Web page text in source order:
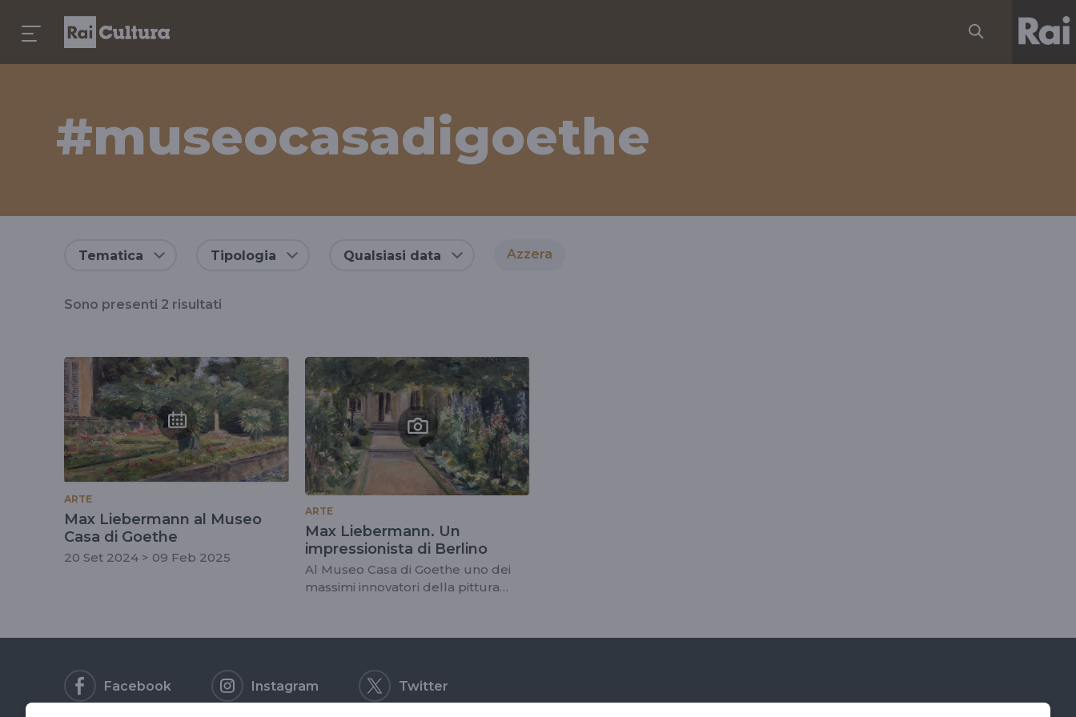
#museocasadigoethe
tag
#museocasadigoethe
Tematica Tipologia Qualsiasi data Azzera
Sono presenti 2 risultati
ARTE
Max Liebermann al Museo
Casa di Goethe
20 Set 2024 > 09 Feb 2025
ARTE
Max Liebermann. Un
impressionista di Berlino
Al Museo Casa di Goethe uno dei
massimi innovatori della pittura
Facebook Instagram Twitter